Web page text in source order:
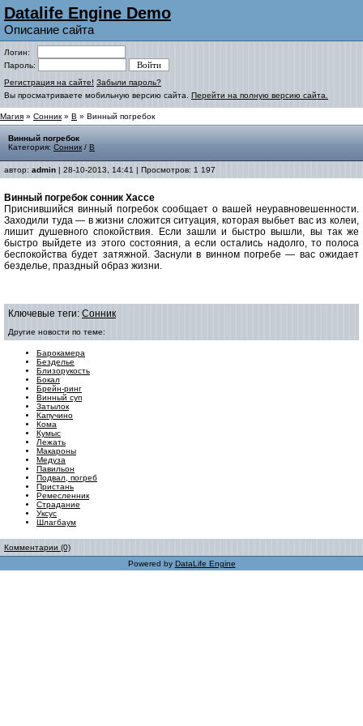
Datalife Engine Demo
Описание сайта
Логин:
Пароль:
Регистрация на сайте! Забыли пароль?
Вы просматриваете мобильную версию сайта. Перейти на полную версию сайта.
Магия » Сонник » В » Винный погребок
Винный погребок
Категория: Сонник / В
автор: admin | 28-10-2013, 14:41 | Просмотров: 1 197
Винный погребок cонник Хассе
Приснившийся винный погребок сообщает о вашей неуравновешенности.
Заходили туда — в жизни сложится ситуация, которая выбьет вас из колеи,
лишит душевного спокойствия. Если зашли и быстро вышли, вы так же
быстро выйдете из этого состояния, а если остались надолго, то полоса
беспокойства будет затяжной. Заснули в винном погребе — вас ожидает
безделье, праздный образ жизни.
Ключевые теги: Сонник
Другие новости по теме:
Барокамера
Безделье
Близорукость
Бокал
Брейн-ринг
Винный суп
Затылок
Капучино
Кома
Кумыс
Лежать
Макароны
Медуза
Павильон
Подвал, погреб
Пристань
Ремесленник
Страдание
Уксус
Шлагбаум
Комментарии (0)
Powered by DataLife Engine